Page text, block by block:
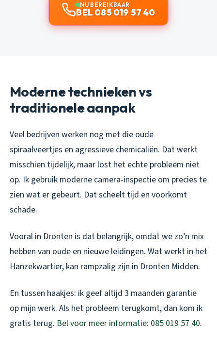
NU BEREIKBAAR
BEL 085 019 57 40
Moderne technieken vs
traditionele aanpak
Veel bedrijven werken nog met die oude
spiraalveertjes en agressieve chemicaliën. Dat werkt
misschien tijdelijk, maar lost het echte probleem niet
op. Ik gebruik moderne camera-inspectie om precies te
zien wat er gebeurt. Dat scheelt tijd en voorkomt
schade.
Vooral in Dronten is dat belangrijk, omdat we zo’n mix
hebben van oude en nieuwe leidingen. Wat werkt in het
Hanzekwartier, kan rampzalig zijn in Dronten Midden.
En tussen haakjes: ik geef altijd 3 maanden garantie
op mijn werk. Als het probleem terugkomt, dan kom ik
gratis terug. Bel voor meer informatie: 085 019 57 40.